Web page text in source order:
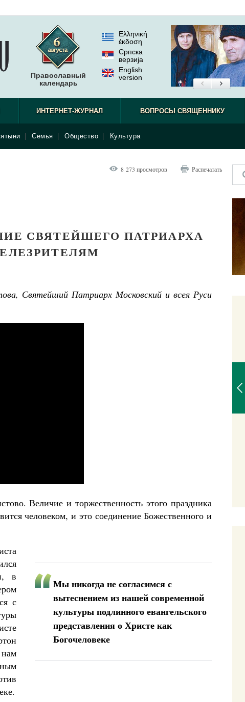
Православный
календарь
Ελληνική
έκδοση
Српска
верзиjа
English
version
ИНТЕРНЕТ-ЖУРНАЛ ВОПРОСЫ СВЯЩЕННИКУ
Семья Общество Культура
8 273 просмотров Распечатать
СВЯТЕЙШЕГО ПАТРИАРХА
Святейший Патриарх Московский и всея Руси
Величие и торжественность этого праздника
человеком, и это соединение Божественного и
Мы никогда не согласимся с
вытеснением из нашей современной
культуры подлинного евангельского
представления о Христе как
Богочеловеке
в
с